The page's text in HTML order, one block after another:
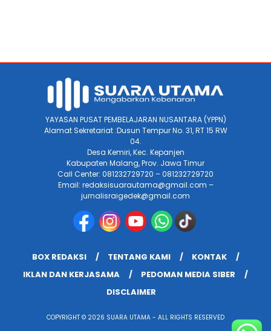
YAYASAN PUSAT PEMBELAJARAN NUSANTARA (YPPN)
Alamat Sekretariat :Dusun Tempur No. 31, RT 15 RW
04.
Desa Kemiri, Kec. Kepanjen
Kabupaten Malang, Prov. Jawa Timur
Call Center: 081232729720 – 081232729720
Email: redaksisuarautama@gmail.com –
jurnalisraigedek@gmail.com
BOX REDAKSI TENTANG KAMI
KONTAK
IKLAN DAN KERJASAMA
PEDOMAN MEDIA SIBER
DISCLAIMER
COPYRIGHT © 2026 SUARA UTAMA - ALL RIGHTS RESERVED